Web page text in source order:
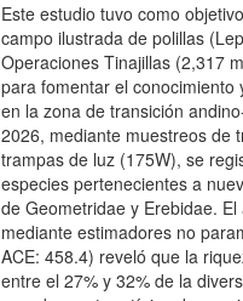
Este estudio tuvo como
campo ilustrada de polillas
Operaciones Tinajillas (2,317
para fomentar el
en la zona de transición
2026, mediante muestreos de
trampas de luz (175W), se
especies pertenecientes a
de Geometridae y Erebidae.
mediante estimadores no
ACE: 458.4) reveló que la
entre el 27% y 32% de la